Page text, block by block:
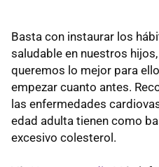
Basta con instaurar los
saludable en nuestros
queremos lo mejor para
empezar cuanto antes.
las enfermedades
edad adulta tienen como
excesivo colesterol.